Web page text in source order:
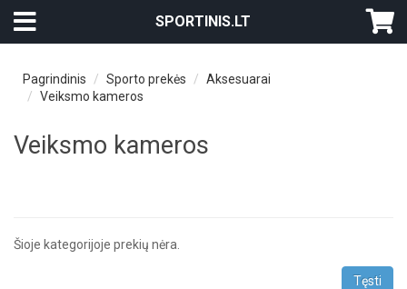
SPORTINIS.LT
Pagrindinis Sporto prekės
Aksesuarai
Veiksmo kameros
Veiksmo kameros
Šioje kategorijoje prekių nėra.
Tęsti